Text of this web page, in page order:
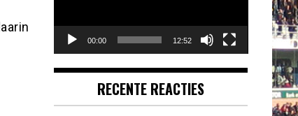
00:00 12:52
RECENTE REACTIES